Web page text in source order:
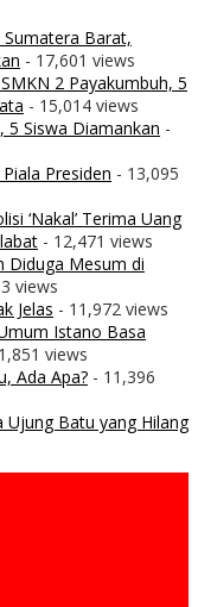
Barat,
- 17,601 views
2 Payakumbuh, 5
- 15,014 views
5 Siswa Diamankan -
Presiden - 13,095
‘Nakal’ Terima Uang
- 12,471 views
Diduga Mesum di
views
Jelas - 11,972 views
Istano Basa
views
Ada Apa? - 11,396
Ujung Batu yang Hilang